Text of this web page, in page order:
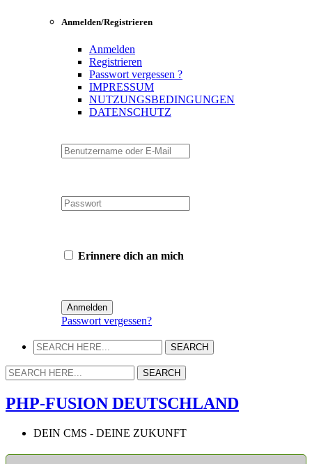
Anmelden/Registrieren
Anmelden
Registrieren
Passwort vergessen ?
IMPRESSUM
NUTZUNGSBEDINGUNGEN
DATENSCHUTZ
Erinnere dich an mich
Passwort vergessen?
PHP-FUSION DEUTSCHLAND
DEIN CMS - DEINE ZUKUNFT